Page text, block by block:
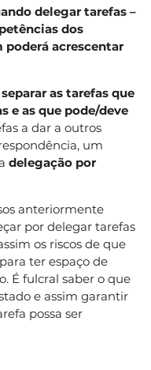
delegar tarefas –
dos
poderá acrescentar
as tarefas que
e as que pode/deve
a dar a outros
um
delegação por
anteriormente
por delegar tarefas
os riscos de que
ter espaço de
É fulcral saber o que
e assim garantir
possa ser